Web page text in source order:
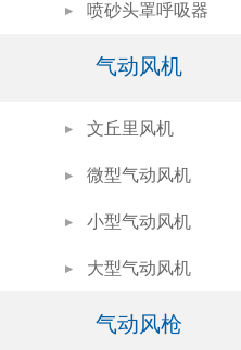
喷砂头罩呼吸器
气动风机
文丘里风机
微型气动风机
小型气动风机
大型气动风机
气动风枪